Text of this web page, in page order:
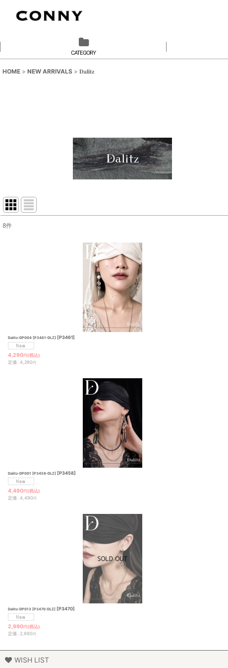
CATEGORY
HOME > NEW ARRIVALS > 𝐃𝐚𝐥𝐢𝐭𝐳
8件
Dalitz-DP004 [P3461-DLZ] [P3461]
4,290円 (税込)
定価 : 4,290 円
Dalitz-DP001 [P3458-DLZ] [P3458]
4,490円 (税込)
定価 : 4,490 円
Dalitz-DP013 [P3470-DLZ] [P3470]
2,990円 (税込)
定価 : 2,990 円
WISH LIST